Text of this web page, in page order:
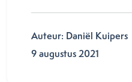
Auteur: Daniël Kuipers
9 augustus 2021